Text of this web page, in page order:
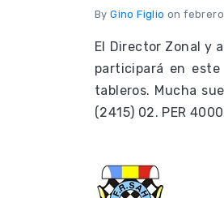
ByGino Figlio on febrero
El Director Zonal y
participará en
tableros. Mucha
(2415) 02. PER